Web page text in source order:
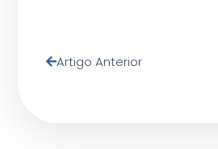
Artigo Anterior